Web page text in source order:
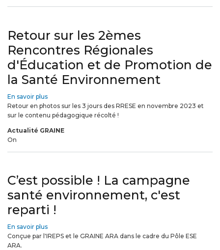
Retour sur les 2èmes
Rencontres Régionales
d'Éducation et de Promotion de
la Santé Environnement
En savoir plus
Retour
sur
2èmes
Régionales
de
Promotion
de
la
Retour en photos sur les 3 jours des RRESE en novembre 2023 et
sur le contenu pédagogique récolté !
Actualité GRAINE
On
C’est possible ! La campagne
santé environnement, c'est
reparti !
En savoir plus
C’est
Conçue par l'IREPS et le GRAINE ARA dans le cadre du Pôle ESE
ARA.